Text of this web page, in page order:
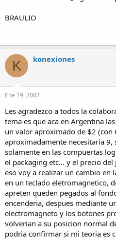
BRAULIO
K konexiones
Ene 19, 2007
Les agradezco a todos la
tema es que aca en Argentina
un valor aproximado de $2 (con
aproximadamente necesitaria 9,
solamente en las compuertas
el packaging etc... y el precio
eso voy a realizar un cambio en
en un teclado eletromagnetico,
apreten queden pegados al
encenderia, despues mediante
electromagneto y los botones
volverian a su posicion normal
podria confirmar si mi teoria es